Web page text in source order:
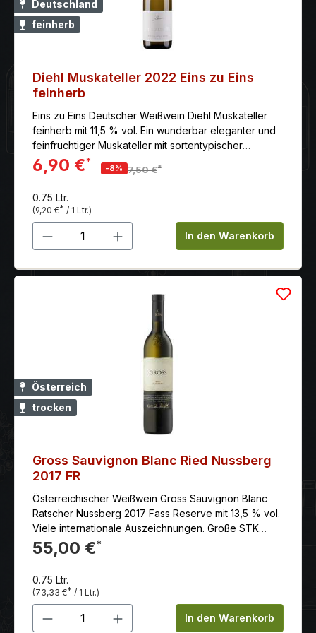
Deutschland
feinherb
Diehl Muskateller 2022 Eins zu Eins
feinherb
Eins zu Eins Deutscher Weißwein Diehl Muskateller
feinherb mit 11,5 % vol. Ein wunderbar eleganter und
feinfruchtiger Muskateller mit sortentypischer
komplexer Aromatik und herrlichem Trinkfluss.
6,90 €*
-8% 7,50 €*
0.75 Ltr.
(9,20 €* / 1 Ltr.)
Produkt Anzahl: Gib denIn den Warenkorb
Österreich
trocken
Gross Sauvignon Blanc Ried Nussberg
2017 FR
Österreichischer Weißwein Gross Sauvignon Blanc
Ratscher Nussberg 2017 Fass Reserve mit 13,5 % vol.
Viele internationale Auszeichnungen. Große STK
Lage: Weine dürfen frühestens am 1. Mai nach 18-
monatigem Ausbau in den Verkauf gebracht werden.
Nussberg ist eine Südwestlage aufrund 400 m Höhe
mit Hangneigungen bis zu25°. Seine Kessellage und
die geologischeZusammensetzung des Bodens
55,00 €*
0.75 Ltr.
(73,33 €* / 1 Ltr.)
Produkt Anzahl: Gib denIn den Warenkorb